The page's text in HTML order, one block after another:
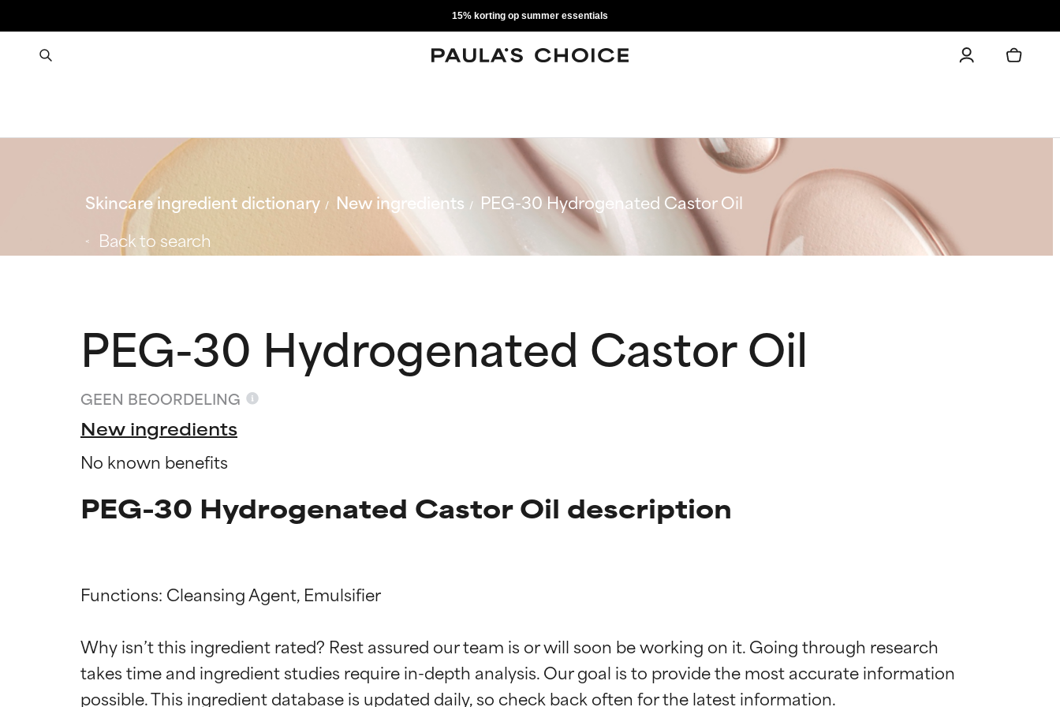
15% korting op summer essentials
Skincare ingredient dictionary New ingredients
PEG-30 Hydrogenated Castor Oil
Back to search
PEG-30 Hydrogenated Castor Oil
GEEN BEOORDELING
New ingredients
No known benefits
PEG-30 Hydrogenated Castor Oil description
Functions: Cleansing Agent, Emulsifier
Why isn’t this ingredient rated? Rest assured our team is or will soon be working on it. Going through research
takes time and ingredient studies require in-depth analysis. Our goal is to provide the most accurate information
Beoordelingen van ingrediënten
BESTE
Beoordelingen van ingrediënten
BESTE